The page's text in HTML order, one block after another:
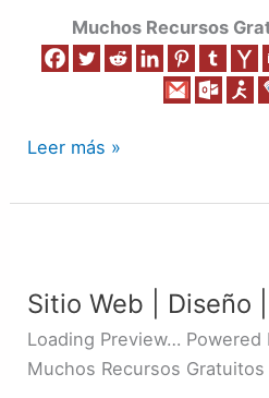
Muchos Recursos
Leer más »
Sitio Web | Diseño
Loading Preview…
Muchos Recursos
|
Diseño
|